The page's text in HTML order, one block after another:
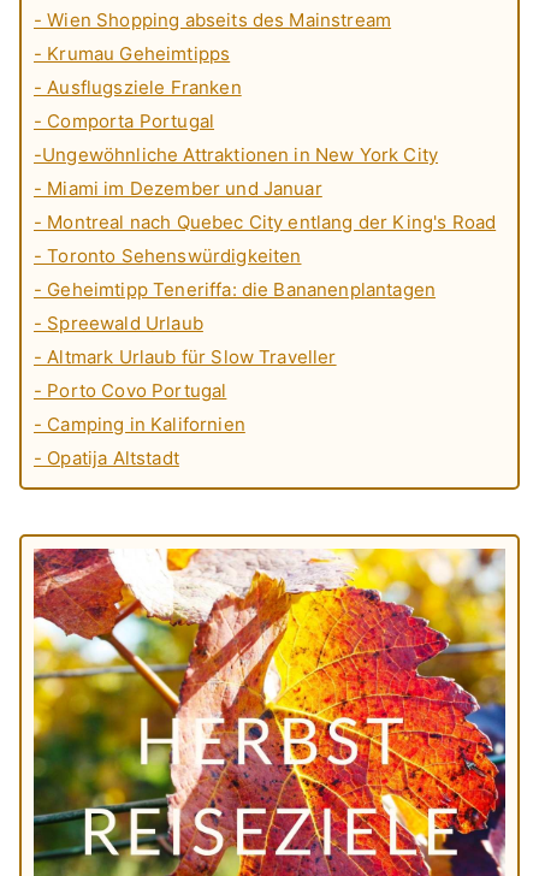
- Wien Shopping abseits des Mainstream
- Krumau Geheimtipps
- Ausflugsziele Franken
- Comporta Portugal
-Ungewöhnliche Attraktionen in New York City
- Miami im Dezember und Januar
- Montreal nach Quebec City entlang der King's Road
- Toronto Sehenswürdigkeiten
- Geheimtipp Teneriffa: die Bananenplantagen
- Spreewald Urlaub
- Altmark Urlaub für Slow Traveller
- Porto Covo Portugal
- Camping in Kalifornien
- Opatija Altstadt